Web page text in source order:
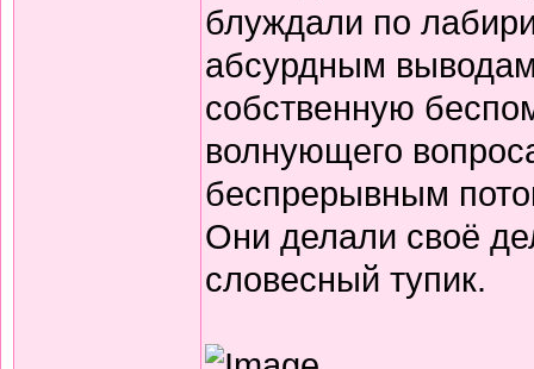
блуждали по
абсурдным
собственную
волнующего
беспрерывным
Они делали своё
словесный тупик.